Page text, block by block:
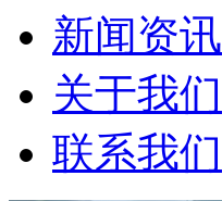
新闻资讯
关于我们
联系我们